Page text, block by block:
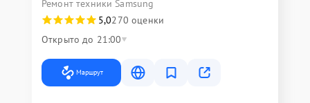
Ремонт техники Samsung
5,0270 оценки
Открыто до 21:00
Маршрут